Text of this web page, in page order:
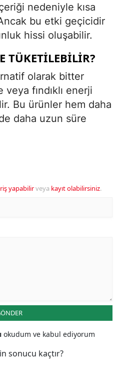
nedeniyle kısa
bu etki geçicidir
hissi oluşabilir.
TÜKETILEBILIR?
olarak bitter
fındıklı enerji
Bu ürünler hem daha
daha uzun süre
yapabilirveya kayıt olabilirsiniz.
okudum ve kabul ediyorum
sonucu kaçtır?